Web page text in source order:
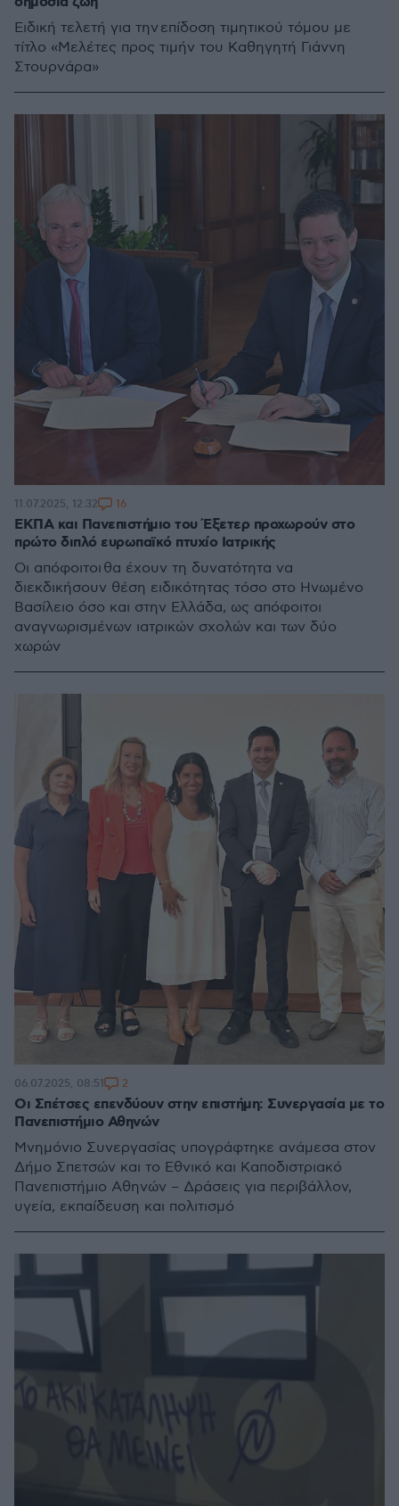
Ειδική τελετή για την επίδοση τιμητικού τόμου με
τίτλο «Μελέτες προς τιμήν του Καθηγητή Γιάννη
Στουρνάρα»
ΕΚΠΑ και Πανεπιστήμιο του Έξετερ προχωρούν στο
πρώτο διπλό ευρωπαϊκό πτυχίο Ιατρικής
Οι απόφοιτοι θα έχουν τη δυνατότητα να
διεκδικήσουν θέση ειδικότητας τόσο στο Ηνωμένο
Βασίλειο όσο και στην Ελλάδα, ως απόφοιτοι
αναγνωρισμένων ιατρικών σχολών και των δύο
χωρών
11.07.2025, 12:32 16
Οι Σπέτσες επενδύουν στην επιστήμη: Συνεργασία με το
Πανεπιστήμιο Αθηνών
Μνημόνιο Συνεργασίας υπογράφτηκε ανάμεσα στον
Δήμο Σπετσών και το Εθνικό και Καποδιστριακό
Πανεπιστήμιο Αθηνών – Δράσεις για περιβάλλον,
υγεία, εκπαίδευση και πολιτισμό
06.07.2025, 08:51 2